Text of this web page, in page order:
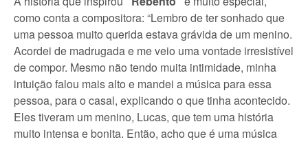
como conta a compositora: “Lembro de ter sonhado que
uma pessoa muito querida estava grávida de um menino.
Acordei de madrugada e me veio uma vontade irresistível
de compor. Mesmo não tendo muita intimidade, minha
intuição falou mais alto e mandei a música para essa
pessoa, para o casal, explicando o que tinha acontecido.
Eles tiveram um menino, Lucas, que tem uma história
muito intensa e bonita. Então, acho que é uma música